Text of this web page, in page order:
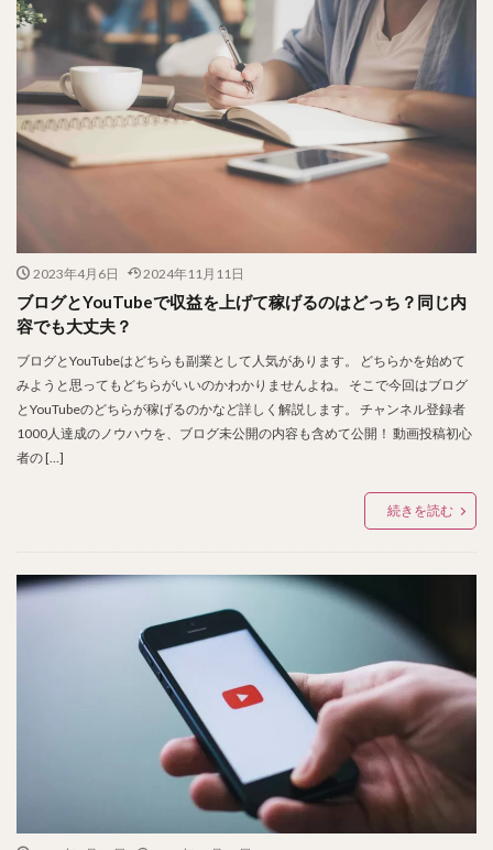
2023年4月6日 2024年11月11日
ブログとYouTubeで収益を上げて稼げるのはどっち？同じ内
容でも大丈夫？
ブログとYouTubeはどちらも副業として人気があります。 どちらかを始めて
みようと思ってもどちらがいいのかわかりませんよね。 そこで今回はブログ
とYouTubeのどちらが稼げるのかなど詳しく解説します。 チャンネル登録者
1000人達成のノウハウを、ブログ未公開の内容も含めて公開！ 動画投稿初心
者の […]
続きを読む